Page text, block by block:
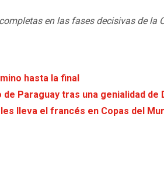
en las fases decisivas de la
hasta la final
Paraguay tras una genialidad de
lleva el francés en Copas del